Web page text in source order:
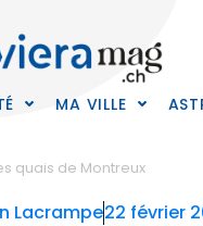
MA VILLE
quais de Montreux
Lacrampe22 février